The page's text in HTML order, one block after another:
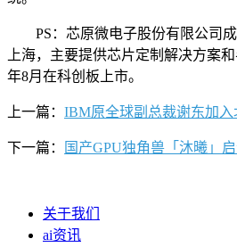
PS：芯原微电子股份有限公司成
上海，主要提供芯片定制解决方案
年8月在科创板上市。
上一篇： IBM原全球副总裁谢东加
下一篇： 国产GPU独角兽「沐曦」
关于我们
ai资讯